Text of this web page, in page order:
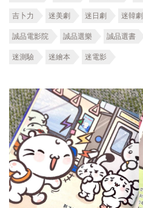
吉卜力 迷美劇 迷日劇 迷韓劇
誠品電影院 誠品選樂 誠品選書
迷測驗 迷繪本 迷電影